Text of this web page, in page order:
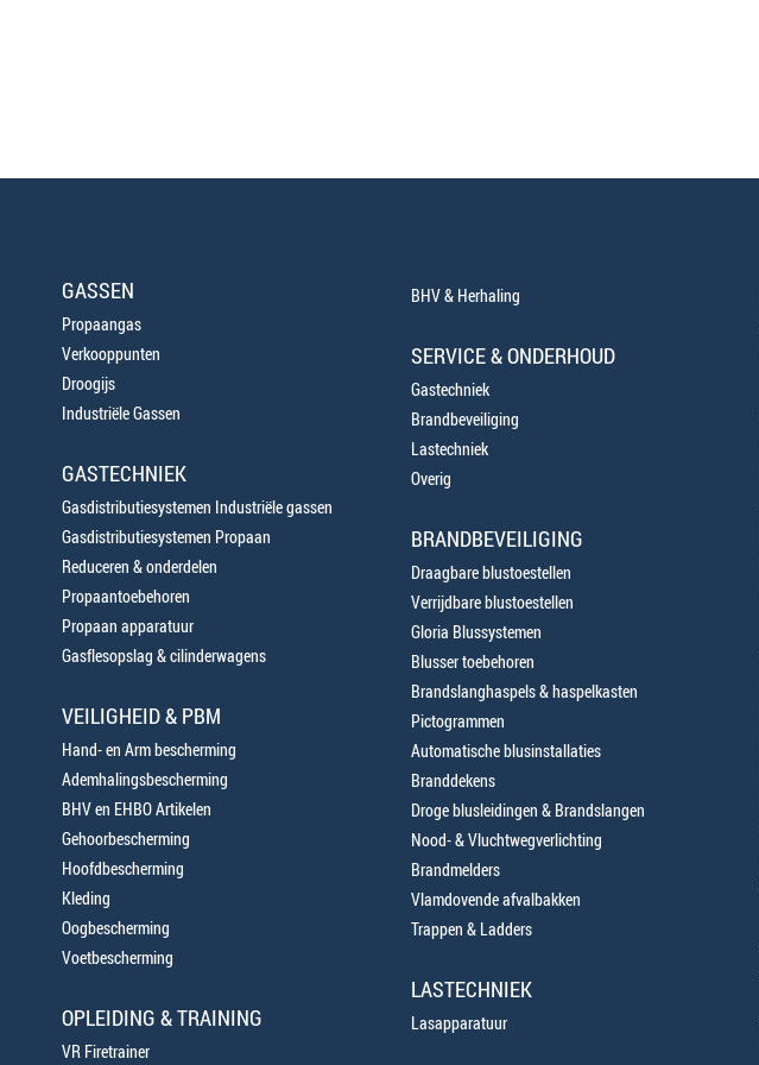
GASSEN
Propaangas
Verkooppunten
Droogijs
Industriële Gassen
GASTECHNIEK
Gasdistributiesystemen Industriële gassen
Gasdistributiesystemen Propaan
Reduceren & onderdelen
Propaantoebehoren
Propaan apparatuur
Gasflesopslag & cilinderwagens
VEILIGHEID & PBM
Hand- en Arm bescherming
Ademhalingsbescherming
BHV en EHBO Artikelen
Gehoorbescherming
Hoofdbescherming
Kleding
Oogbescherming
Voetbescherming
OPLEIDING & TRAINING
VR Firetrainer
BHV & Herhaling
SERVICE & ONDERHOUD
Gastechniek
Brandbeveiliging
Lastechniek
Overig
BRANDBEVEILIGING
Draagbare blustoestellen
Verrijdbare blustoestellen
Gloria Blussystemen
Blusser toebehoren
Brandslanghaspels & haspelkasten
Pictogrammen
Automatische blusinstallaties
Branddekens
Droge blusleidingen & Brandslangen
Nood- & Vluchtwegverlichting
Brandmelders
Vlamdovende afvalbakken
Trappen & Ladders
LASTECHNIEK
Lasapparatuur